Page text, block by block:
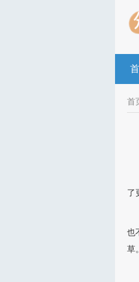
首
了
也
草。